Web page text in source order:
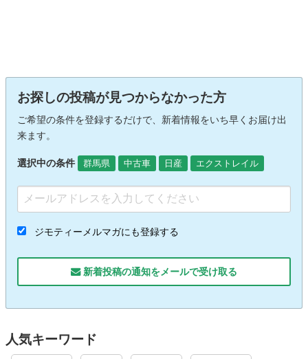
お探しの投稿が見つからなかった方
ご希望の条件を登録するだけで、新着情報をいち早くお届け出
来ます。
選択中の条件 群馬県 中古車 日産 エクストレイル
ジモティーメルマガにも登録する
新着投稿の通知をメールで受け取る
人気キーワード